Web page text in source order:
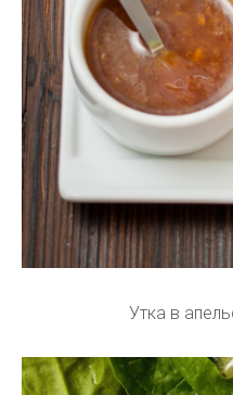
Утка в